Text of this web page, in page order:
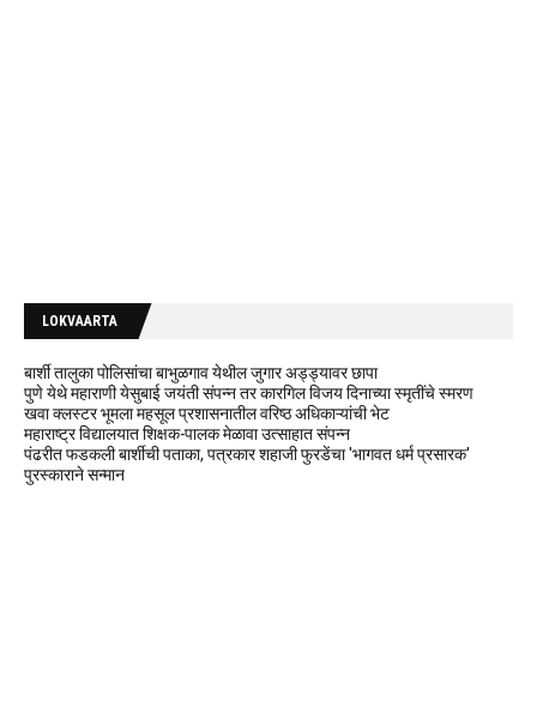
LOKVAARTA
बार्शी तालुका पोलिसांचा बाभुळगाव येथील जुगार अड्ड्यावर छापा
पुणे येथे महाराणी येसुबाई जयंती संपन्न तर कारगिल विजय दिनाच्या स्मृतींचे स्मरण
खवा क्लस्टर भूमला महसूल प्रशासनातील वरिष्ठ अधिकाऱ्यांची भेट
महाराष्ट्र विद्यालयात शिक्षक-पालक मेळावा उत्साहात संपन्न
पंढरीत फडकली बार्शीची पताका, पत्रकार शहाजी फुरडेंचा 'भागवत धर्म प्रसारक'
पुरस्काराने सन्मान